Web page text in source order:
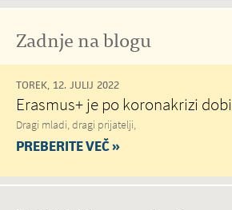
Zadnje na blogu
TOREK, 12. JULIJ 2022
Erasmus+ je po koronakrizi
Dragi mladi, dragi prijatelji,
PREBERITE VEČ »